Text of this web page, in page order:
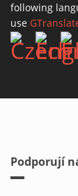
following
use
Podporují